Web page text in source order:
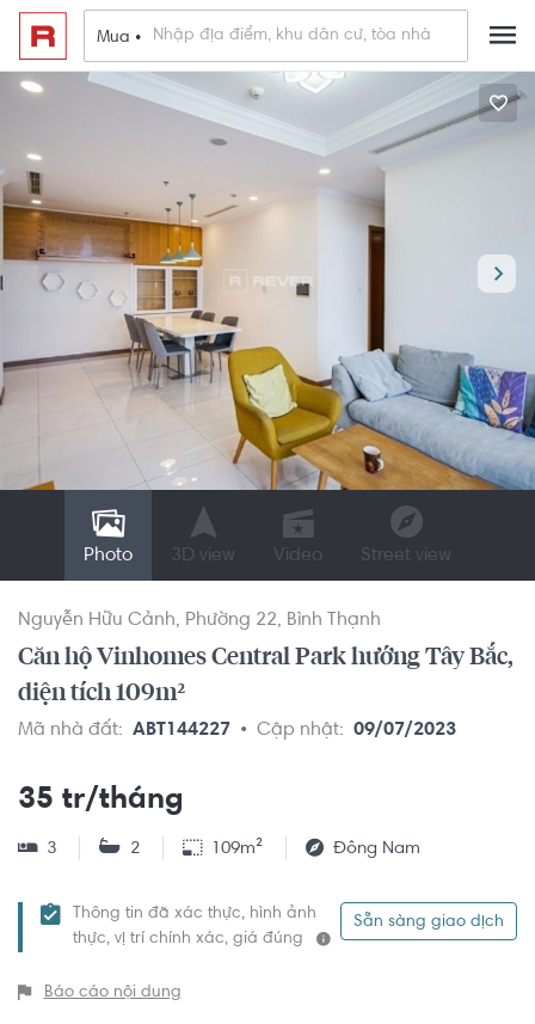
Mua •
Photo 3D view Video Street view
Nguyễn Hữu Cảnh Phường 22 Bình Thạnh
Căn hộ Vinhomes Central Park hướng Tây Bắc,
diện tích 109m²
Mã nhà đất: ABT144227 Cập nhật: 09/07/2023
35 tr/tháng
3 2 109m² Đông Nam
Thông tin đã xác thực, hình ảnh
thực, vị trí chính xác, giá đúng
Sẵn sàng giao dịch
Báo cáo nội dung